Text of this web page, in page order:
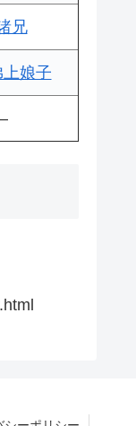
兄
娘子
–